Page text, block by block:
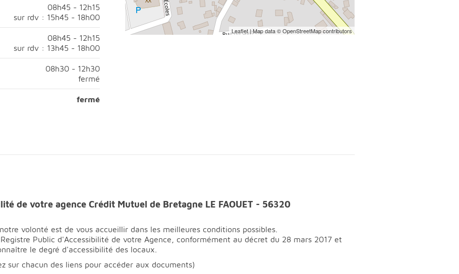
08h45 - 12h15
sur rdv : 15h45 - 18h00
à 12h15;Après-midi, ouvert sur rendez-vous de 15h45 à 18h00;
08h45 - 12h15
sur rdv : 13h45 - 18h00
08h30 - 12h30
fermé
fermé
fermé
Leaflet| Map data ©OpenStreetMapcontributors
de votre agence Crédit Mutuel de Bretagne LE FAOUET - 56320
volonté est de vous accueillir dans les meilleures conditions possibles.
Public d'Accessibilité de votre Agence, conformément au décret du 28 mars 2017 et
le degré d'accessibilité des locaux.
sur chacun des liens pour accéder aux documents)